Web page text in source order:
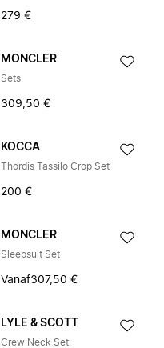
279 €
MONCLER
Sets
309,50 €
KOCCA
Thordis Tassilo Crop Set
200 €
MONCLER
Sleepsuit Set
Vanaf307,50 €
LYLE & SCOTT
Crew Neck Set